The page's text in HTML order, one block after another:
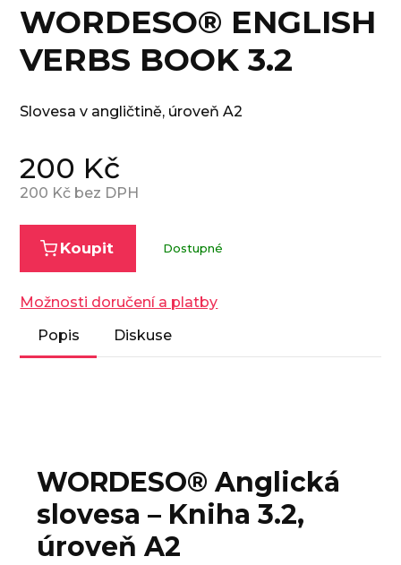
WORDESO® ENGLISH
VERBS BOOK 3.2
Slovesa v angličtině, úroveň A2
200 Kč
200 Kč bez DPH
Koupit Dostupné
Možnosti doručení a platby
Popis
Diskuse
WORDESO® Anglická
slovesa – Kniha 3.2,
úroveň A2